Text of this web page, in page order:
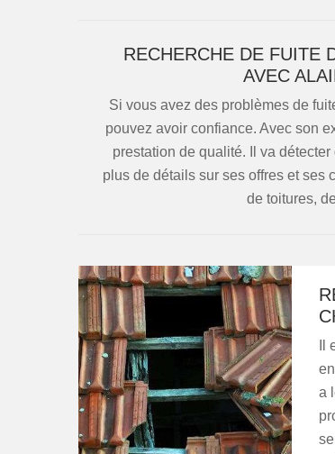
RECHERCHE DE FUITE
AVEC
Si vous avez des problèmes de
pouvez avoir confiance. Avec son
prestation de qualité. Il va
plus de détails sur ses offres et ses
de toitures,
a